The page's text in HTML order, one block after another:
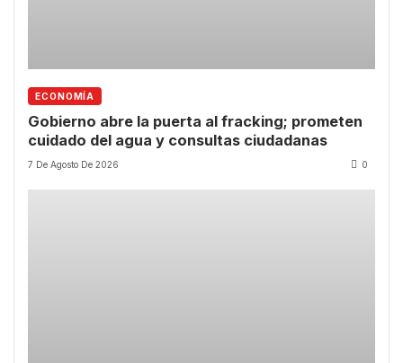
ECONOMÍA
Gobierno abre la puerta al fracking; prometen
cuidado del agua y consultas ciudadanas
7 De Agosto De 2026 0